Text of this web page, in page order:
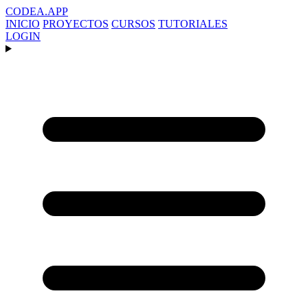
CODEA.APP
INICIO PROYECTOS CURSOS TUTORIALES
LOGIN